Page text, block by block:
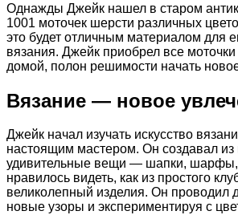
Однажды Джейк нашел в старом
1001 моточек шерсти различных
это будет отличным материалом для
вязания. Джейк приобрел все
домой, полон решимости начать
Вязание — новое
Джейк начал изучать искусство
настоящим мастером. Он создавал из
удивительные вещи — шапки,
нравилось видеть, как из простого
великолепный изделия. Он проводил
новые узоры и экспериментируя с